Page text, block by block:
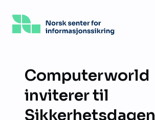
hovedinnhold
Computerworld
inviterer til
Sikkerhetsdagen